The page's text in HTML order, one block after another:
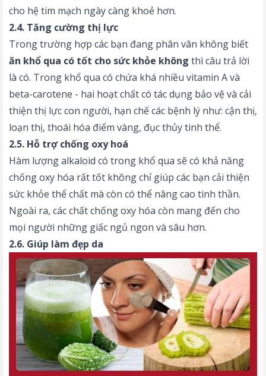
cho hệ tim mạch ngày càng khoẻ hơn.
2.4. Tăng cường thị lực
Trong trường hợp các bạn đang phân vân không biết
ăn khổ qua có tốt cho sức khỏe không thì câu trả lời
là có. Trong khổ qua có chứa khá nhiều vitamin A và
beta-carotene - hai hoạt chất có tác dụng bảo vệ và cải
thiện thị lực con người, hạn chế các bệnh lý như: cận thị,
loạn thị, thoái hóa điểm vàng, đục thủy tinh thể.
2.5. Hỗ trợ chống oxy hoá
Hàm lượng alkaloid có trong khổ qua sẽ có khả năng
chống oxy hóa rất tốt không chỉ giúp các bạn cải thiện
sức khỏe thể chất mà còn có thể nâng cao tinh thần.
Ngoài ra, các chất chống oxy hóa còn mang đến cho
mọi người những giấc ngủ ngon và sâu hơn.
2.6. Giúp làm đẹp da